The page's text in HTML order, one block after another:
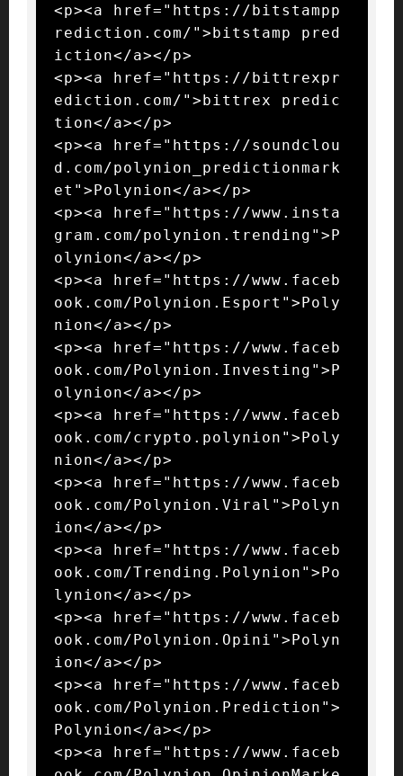
<p><a href="https://bitstampp
rediction.com/">bitstamp pred
iction</a></p>
<p><a href="https://bittrexpr
ediction.com/">bittrex predic
tion</a></p>
<p><a href="https://soundclou
d.com/polynion_predictionmark
et">Polynion</a></p>
<p><a href="https://www.insta
gram.com/polynion.trending">P
olynion</a></p>
<p><a href="https://www.faceb
ook.com/Polynion.Esport">Poly
nion</a></p>
<p><a href="https://www.faceb
ook.com/Polynion.Investing">P
olynion</a></p>
<p><a href="https://www.faceb
ook.com/crypto.polynion">Poly
nion</a></p>
<p><a href="https://www.faceb
ook.com/Polynion.Viral">Polyn
ion</a></p>
<p><a href="https://www.faceb
ook.com/Trending.Polynion">Po
lynion</a></p>
<p><a href="https://www.faceb
ook.com/Polynion.Opini">Polyn
ion</a></p>
<p><a href="https://www.faceb
ook.com/Polynion.Prediction">
Polynion</a></p>
<p><a href="https://www.faceb